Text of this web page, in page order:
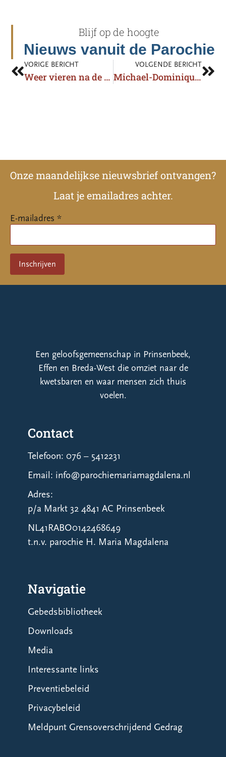
Blijf op de hoogte
Nieuws vanuit de Parochie
VORIGE BERICHT
Weer vieren na de verbouwing: een impressie…..
VOLGENDE BERICHT
Michael-Dominique Magielse viert eucharistie in Prinsenbeek
Onze maandelijkse nieuwsbrief ontvangen?
Laat je emailadres achter.
E-mailadres *
Een geloofsgemeenschap in Prinsenbeek,
Effen en Breda-West die omziet naar de
kwetsbaren en waar mensen zich thuis
voelen.
Contact
Telefoon: 076 – 5412231
Email: info@parochiemariamagdalena.nl
Adres:
p/a Markt 32 4841 AC Prinsenbeek
NL41RABO0142468649
t.n.v. parochie H. Maria Magdalena
Navigatie
Gebedsbibliotheek
Downloads
Media
Interessante links
Preventiebeleid
Privacybeleid
Meldpunt Grensoverschrijdend Gedrag